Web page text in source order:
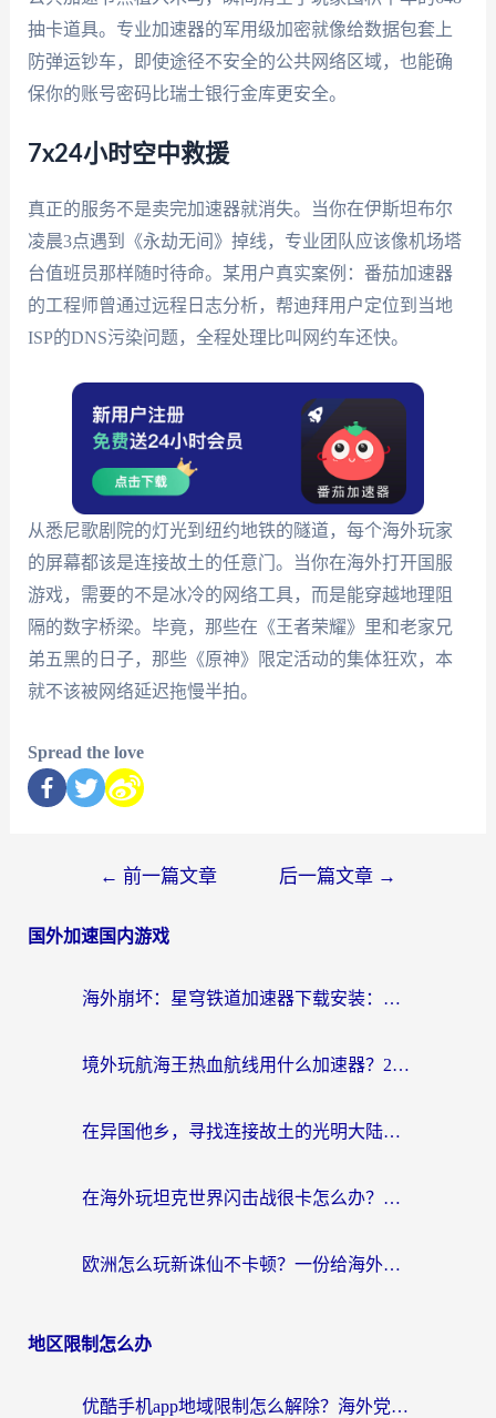
抽卡道具。专业加速器的军用级加密就像给数据包套上
防弹运钞车，即使途径不安全的公共网络区域，也能确
保你的账号密码比瑞士银行金库更安全。
7x24小时空中救援
真正的服务不是卖完加速器就消失。当你在伊斯坦布尔
凌晨3点遇到《永劫无间》掉线，专业团队应该像机场塔
台值班员那样随时待命。某用户真实案例：番茄加速器
的工程师曾通过远程日志分析，帮迪拜用户定位到当地
ISP的DNS污染问题，全程处理比叫网约车还快。
从悉尼歌剧院的灯光到纽约地铁的隧道，每个海外玩家
的屏幕都该是连接故土的任意门。当你在海外打开国服
游戏，需要的不是冰冷的网络工具，而是能穿越地理阻
隔的数字桥梁。毕竟，那些在《王者荣耀》里和老家兄
弟五黑的日子，那些《原神》限定活动的集体狂欢，本
就不该被网络延迟拖慢半拍。
Spread the love
← 前一篇文章 后一篇文章 →
国外加速国内游戏
海外崩坏：星穹铁道加速器下载安装：一份给游子的终极网络指南
境外玩航海王热血航线用什么加速器？2026海外玩家实测最优方案（附欧洲问道堡垒前线加速技巧）
在异国他乡，寻找连接故土的光明大陆免费加速器
在海外玩坦克世界闪击战很卡怎么办？老玩家亲测有效的加速器选择指南
欧洲怎么玩新诛仙不卡顿？一份给海外游子的国服游戏畅玩指南
地区限制怎么办
优酷手机app地域限制怎么解除？海外党亲测有效的追剧方案